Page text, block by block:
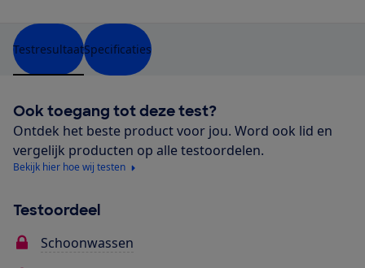
TestresultaatSpecificaties
Ook toegang tot deze test?
Ontdek het beste product voor jou. Word ook lid en
vergelijk producten op alle testoordelen.
Bekijk hier hoe wij testen
Testoordeel
Schoonwassen